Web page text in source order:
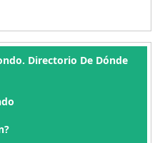
Directorio De Dónde